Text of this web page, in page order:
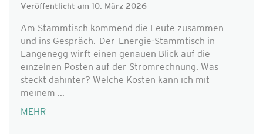
Veröffentlicht am 10. März 2026
Am Stammtisch kommend die Leute zusammen –
und ins Gespräch. Der Energie-Stammtisch in
Langenegg wirft einen genauen Blick auf die
einzelnen Posten auf der Stromrechnung. Was
steckt dahinter? Welche Kosten kann ich mit
meinem ...
MEHR